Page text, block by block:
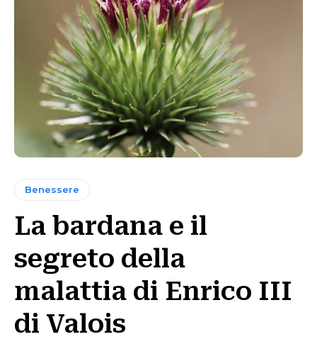
Benessere
La bardana e il
segreto della
malattia di Enrico III
di Valois